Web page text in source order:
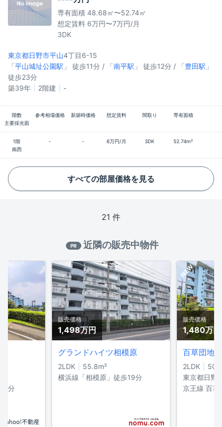
専有面積 48.68㎡〜52.74㎡
想定賃料 6万円〜7万円/月
3DK
東京都日野市平山4丁目6-15
「平山城址公園駅 」 徒歩11分 / 「南平駅 」 徒歩12分 / 「豊田駅 」
徒歩23分
築39年
2階建 -
階数 参考相場価格 新築時価格 想定賃料 間取り
専有面積
主要採光面
1階 - - 6万円/月 3DK
52.74m²
南西
すべての部屋価格を見る
21 件
PR 近隣の販売中物件
分
販売価格
1,498万円
グランドハイツ相模原
2LDK
55.8m²
横浜線「相模原」徒歩19分
販売価格
1,480万円
百草団地
2LDK
東京都日野
京王線 百草
NEW